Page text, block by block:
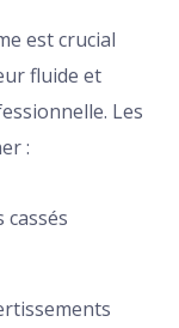
est crucial
fluide et
Les
:
cassés